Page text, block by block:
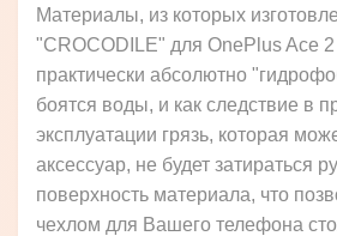
Материалы, из которых
"CROCODILE" для OnePlus Ace 2
практически абсолютно
боятся воды, и как следствие в
эксплуатации грязь, которая
аксессуар, не будет затираться
поверхность материала, что
чехлом для Вашего телефона